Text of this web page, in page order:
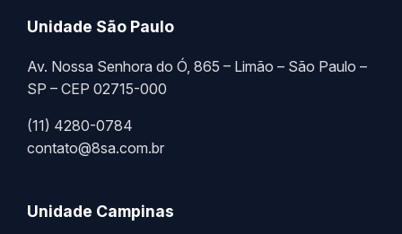
Unidade São Paulo
Av. Nossa Senhora do Ó, 865 – Limão – São Paulo –
SP – CEP 02715-000
(11) 4280-0784
contato@8sa.com.br
Unidade Campinas